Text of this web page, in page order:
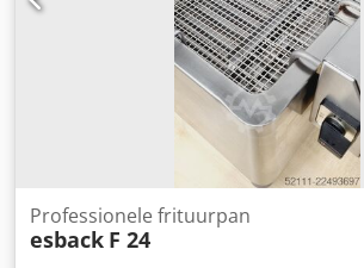
Professionele frituurpan
esback F 24